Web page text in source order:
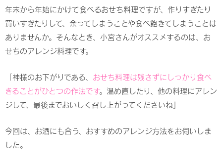
年末から年始にかけて食べるおせち料理ですが、作りすぎたり
買いすぎたりして、余ってしまうことや食べ飽きてしまうことは
ありませんか。そんなとき、小宮さんがオススメするのは、お
せちのアレンジ料理です。
「神様のお下がりである、 おせち料理は残さずにしっかり食べ
きることがひとつの作法です。温め直したり、他の料理にアレン
ジして、最後までおいしく召し上がってくださいね」
今回は、お酒にも合う、おすすめのアレンジ方法をお伺いしま
した。